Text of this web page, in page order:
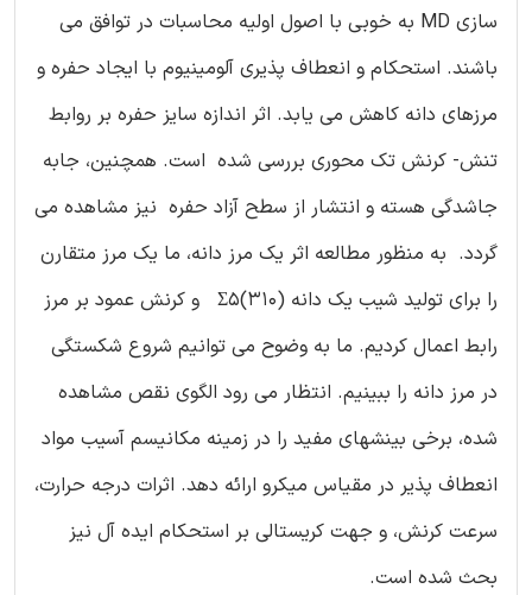
سازی MD به خوبی با اصول اولیه محاسبات در توافق می
باشند. استحکام و انعطاف پذیری آلومینیوم با ایجاد حفره و
مرزهای دانه کاهش می یابد. اثر اندازه سایز حفره بر روابط
تنش- کرنش تک محوری بررسی شده است. همچنین، جابه
جاشدگی هسته و انتشار از سطح آزاد حفره نیز مشاهده می
گردد. به منظور مطالعه اثر یک مرز دانه، ما یک مرز متقارن
را برای تولید شیب یک دانه Σ5(310) و کرنش عمود بر مرز
رابط اعمال کردیم. ما به وضوح می توانیم شروع شکستگی
در مرز دانه را ببینیم. انتظار می رود الگوی نقص مشاهده
شده، برخی بینشهای مفید را در زمینه مکانیسم آسیب مواد
انعطاف پذیر در مقیاس میکرو ارائه دهد. اثرات درجه حرارت،
سرعت کرنش، و جهت کریستالی بر استحکام ایده آل نیز
بحث شده است.